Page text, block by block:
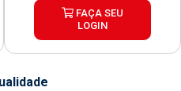
FAÇA SEU
LOGIN